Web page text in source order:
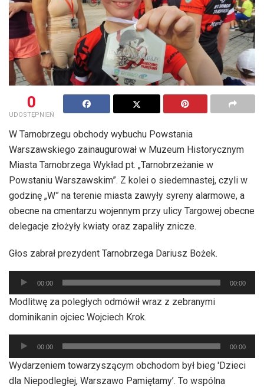
0
UDOSTĘPNIEŃ
W Tarnobrzegu obchody wybuchu Powstania
Warszawskiego zainaugurował w Muzeum Historycznym
Miasta Tarnobrzega Wykład pt. „Tarnobrzeżanie w
Powstaniu Warszawskim”. Z kolei o siedemnastej, czyli w
godzinę „W” na terenie miasta zawyły syreny alarmowe, a
obecne na cmentarzu wojennym przy ulicy Targowej obecne
delegacje złożyły kwiaty oraz zapaliły znicze.
Głos zabrał prezydent Tarnobrzega Dariusz Bożek.
Odtwarzacz
plików
dźwiękowych
00:00 00:00
Modlitwę za poległych odmówił wraz z zebranymi
dominikanin ojciec Wojciech Krok.
Odtwarzacz
plików
dźwiękowych
00:00 00:00
Wydarzeniem towarzyszącym obchodom był bieg 'Dzieci
dla Niepodległej, Warszawo Pamiętamy’. To wspólna